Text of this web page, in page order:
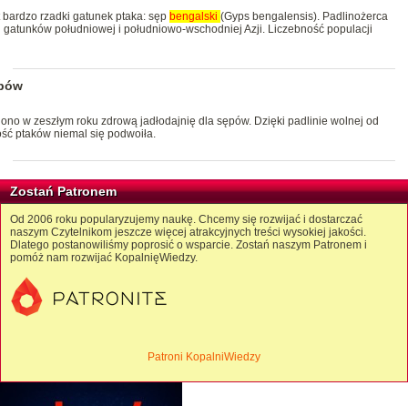
rzadki gatunek ptaka: sęp bengalski (Gyps bengalensis). Padlinożerca
południowej i południowo-wschodniej Azji. Liczebność populacji
w zeszłym roku zdrową jadłodajnię dla sępów. Dzięki padlinie wolnej od
ptaków niemal się podwoiła.
Zostań Patronem
Od 2006 roku popularyzujemy naukę. Chcemy się rozwijać i dostarczać
naszym Czytelnikom jeszcze więcej atrakcyjnych treści wysokiej jakości.
Dlatego postanowiliśmy poprosić o wsparcie. Zostań naszym Patronem i
pomóż nam rozwijać KopalnięWiedzy.
Patroni KopalniWiedzy